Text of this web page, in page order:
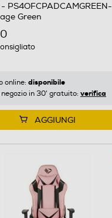
PS4OFCPADCAMGREEN-
Green
online: disponibile
in 30' gratuito: verifica
AGGIUNGI